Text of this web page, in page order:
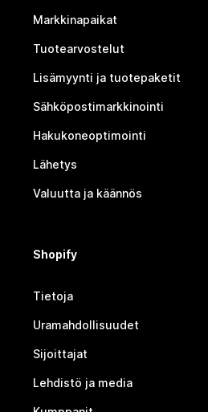
Markkinapaikat
Tuotearvostelut
Lisämyynti ja tuotepaketit
Sähköpostimarkkinointi
Hakukoneoptimointi
Lähetys
Valuutta ja käännös
Shopify
Tietoja
Uramahdollisuudet
Sijoittajat
Lehdistö ja media